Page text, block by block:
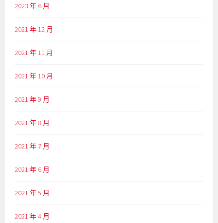
2023 年 6 月
2021 年 12 月
2021 年 11 月
2021 年 10 月
2021 年 9 月
2021 年 8 月
2021 年 7 月
2021 年 6 月
2021 年 5 月
2021 年 4 月